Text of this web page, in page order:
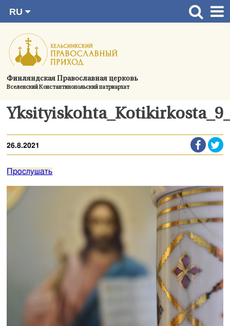
содержимому
Финляндская Православная церковь
Вселенский Константинопольский патриархат
RU
SV
EN
UA
Главная страница
Актуальное
Україна
О приходе
26.8.2021
Прослушать